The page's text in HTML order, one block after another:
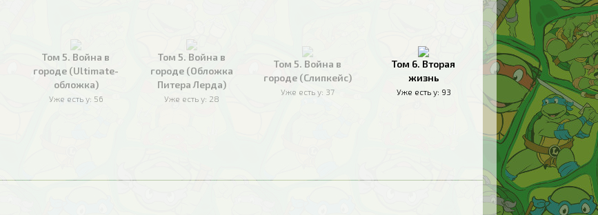
Том 5. Война в
городе (Ultimate-
обложка)
Уже есть у: 56
Том 5. Война в
городе (Обложка
Питера Лерда)
Уже есть у: 28
Том 5. Война в
городе (Слипкейс)
Уже есть у: 37
Том 6. Вторая
жизнь
Уже есть у: 93